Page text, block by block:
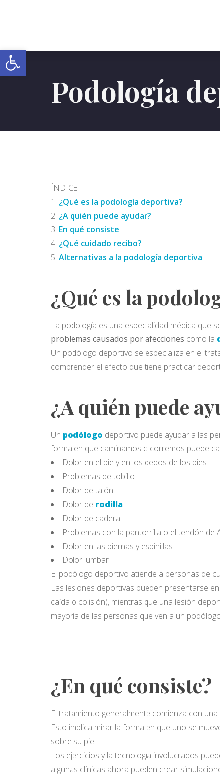
Abrir barra de
Podología
ÍNDICE:
¿Qué es la podología deportiva?
¿A quién puede ayudar?
En qué consiste
¿Qué cuidado recibo?
Alternativas a la podología deportiva
¿Qué es la
La podología es una especialidad médica que
problemas causados por afecciones como la
Un podólogo deportivo se especializa en el
comprender el efecto que tiene practicar
¿A quién puede
Un podólogo deportivo puede ayudar a las
forma en que caminamos o corremos puede
Dolor en el pie y en los dedos de los pies
Problemas de tobillo
Dolor de talón
Dolor de rodilla
Dolor de cadera
Problemas con la pantorrilla o el tendón de
Dolor en las piernas y espinillas
Dolor lumbar
El podólogo deportivo atiende a personas de
Las lesiones deportivas pueden presentarse
caída o colisión), mientras que una lesión
mayoría de las personas que ven a un
¿En qué consiste?
El tratamiento generalmente comienza con
Esto implica mirar la forma en que uno se
sobre su pie.
Los ejercicios y la tecnología involucrados
algunas clínicas ahora pueden crear